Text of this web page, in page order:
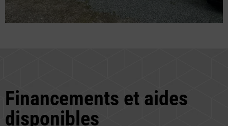
Financements et aides
disponibles